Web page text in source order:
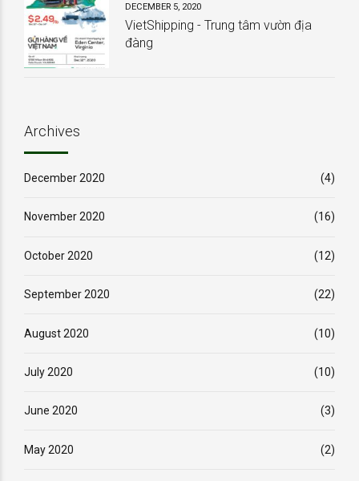
DECEMBER 5, 2020
VietShipping - Trung tâm vườn địa
đàng
Archives
December 2020 (4)
November 2020 (16)
October 2020 (12)
September 2020 (22)
August 2020 (10)
July 2020 (10)
June 2020 (3)
May 2020 (2)